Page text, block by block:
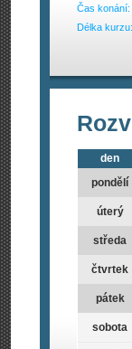
Čas konání:
Délka kurzu:
den
pondělí
úterý
středa
čtvrtek
pátek
sobota